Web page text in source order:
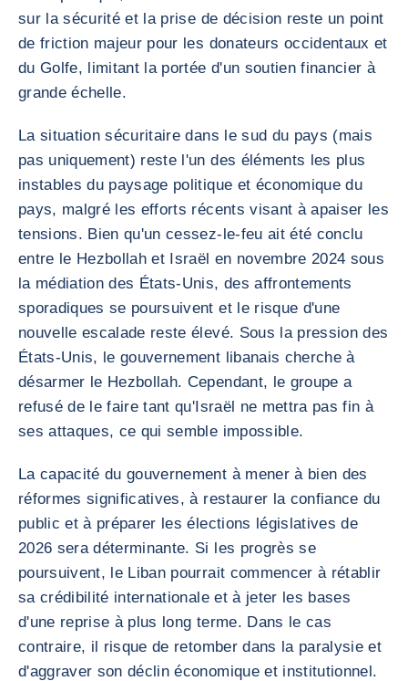
sur la sécurité et la prise de décision reste un point
de friction majeur pour les donateurs occidentaux et
du Golfe, limitant la portée d'un soutien financier à
grande échelle.
La situation sécuritaire dans le sud du pays (mais
pas uniquement) reste l'un des éléments les plus
instables du paysage politique et économique du
pays, malgré les efforts récents visant à apaiser les
tensions. Bien qu'un cessez-le-feu ait été conclu
entre le Hezbollah et Israël en novembre 2024 sous
la médiation des États-Unis, des affrontements
sporadiques se poursuivent et le risque d'une
nouvelle escalade reste élevé. Sous la pression des
États-Unis, le gouvernement libanais cherche à
désarmer le Hezbollah. Cependant, le groupe a
refusé de le faire tant qu'Israël ne mettra pas fin à
ses attaques, ce qui semble impossible.
La capacité du gouvernement à mener à bien des
réformes significatives, à restaurer la confiance du
public et à préparer les élections législatives de
2026 sera déterminante. Si les progrès se
poursuivent, le Liban pourrait commencer à rétablir
sa crédibilité internationale et à jeter les bases
d'une reprise à plus long terme. Dans le cas
contraire, il risque de retomber dans la paralysie et
d'aggraver son déclin économique et institutionnel.